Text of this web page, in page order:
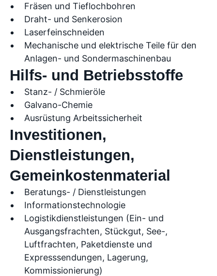
Fräsen und Tieflochbohren
Draht- und Senkerosion
Laserfeinschneiden
Mechanische und elektrische Teile für den
Anlagen- und Sondermaschinenbau
Hilfs- und Betriebsstoffe
Stanz- / Schmieröle
Galvano-Chemie
Ausrüstung Arbeitssicherheit
Investitionen,
Dienstleistungen,
Gemeinkostenmaterial
Beratungs- / Dienstleistungen
Informationstechnologie
Logistikdienstleistungen (Ein- und
Ausgangsfrachten, Stückgut, See-,
Luftfrachten, Paketdienste und
Expresssendungen, Lagerung,
Kommissionierung)